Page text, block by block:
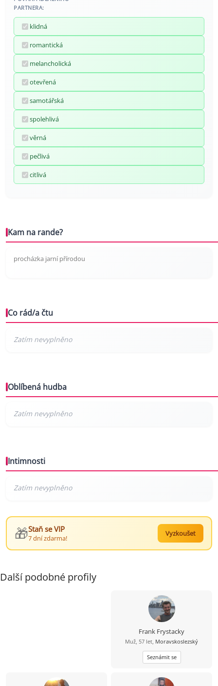
PARTNERA:
klidná
romantická
melancholická
otevřená
samotářská
spolehlivá
věrná
pečlivá
citlivá
Kam na rande?
procházka jarní přírodou
Co rád/a čtu
Oblíbená hudba
Intimnosti
🎁Staň se VIP
7 dní zdarma!
Vyzkoušet
Další podobné profily
Frank Frystacky
Muž, 57 let, Moravskoslezský
Seznámit se